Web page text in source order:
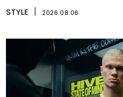
STYLE 2026.08.06